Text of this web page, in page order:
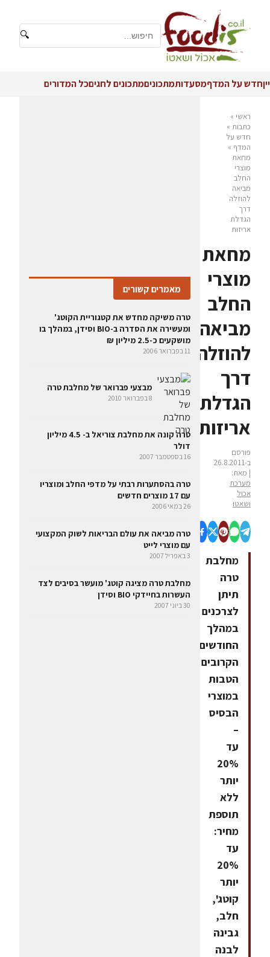
🔍
ייןחדש על המדףמסעדותמתכוניםמתכונים לחגיםכל המדורים
ראשי »
כתבות »
חדש על
המדף »
מחאת
מוצרי
החלב
מביאה
להוזלה
דרך
הגדלת
אריזות
מחאת
מוצרי
החלב
מביאה
להוזלה
דרך
הגדלת
אריזות
פורסם
ב-26.8.2011
| מאת:
מערכת
אכול
ושאטו
מחלבת
טרה
תיתן
לצרכנים
במהלך
החודשים
הקרובים
הטבות
במוצרי
הבסיס
–
עד
20%
יותר
ללא
תוספת
מחיר:
עד
20%
יותר
קוטג',
חלב,
גבינה
לבנה
מאמרים קשורים
טרה משיקה מחדש את קטגוריית הקוטג'
ומעשירה את הסדרה ב-BIO וסידן, במהלך בו
מושקעים כ-2.5 מיליון ₪
11 בפברואר 2006
מבצעי פברואר של מחלבת טרה
8 בפברואר 2010
טרה קונה את מחלבת צוריאל ב- 4.5 מיליון
דולר
16 בספטמבר 2007
טרה בהסתערות רבתי על מדפי החלב ומוצריו
עם 17 מוצרים חדשים
26 במאי 2006
טרה מביאה את עולם הבריאות לשוק המקצועי
עם מוצרי לייט
3 באפריל 2007
מחלבת טרה מציגה קוטג' מועשר בסיבים לצד
העשרות בחיידקי BIO וסידן
30 ביוני 2007